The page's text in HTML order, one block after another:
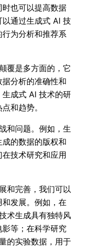
也可以提高数据
通过生成式 AI 技
为分析和推荐系
覆是多方面的，它
分析的准确性和
成式 AI 技术的研
和趋势。
和问题。例如，生
的数据的版权和
技术研究和应用
和完善，我们可以
发展。例如，在
术生成具有独特风
等；在科学研究
的实验数据，用于